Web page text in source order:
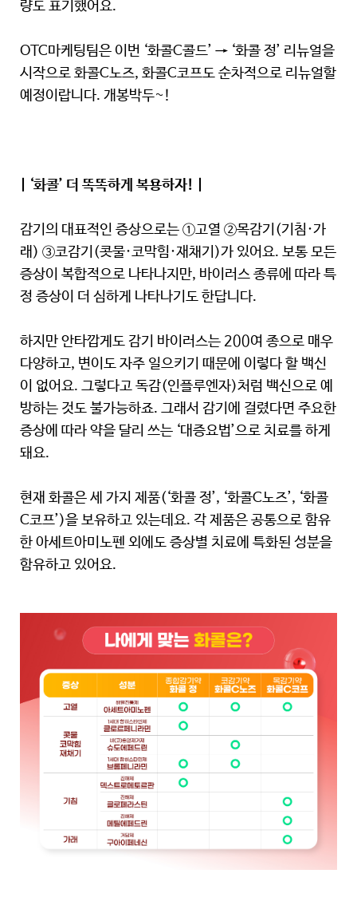
량도 표기했어요.
OTC마케팅팀은 이번 ‘화콜C콜드’ → ‘화콜 정’ 리뉴얼을
시작으로 화콜C노즈, 화콜C코프도 순차적으로 리뉴얼할
예정이랍니다. 개봉박두~!
| ‘화콜’ 더 똑똑하게 복용하자! |
감기의 대표적인 증상으로는 ①고열 ②목감기(기침·가
래) ③코감기(콧물·코막힘·재채기)가 있어요. 보통 모든
증상이 복합적으로 나타나지만, 바이러스 종류에 따라 특
정 증상이 더 심하게 나타나기도 한답니다.
하지만 안타깝게도 감기 바이러스는 200여 종으로 매우
다양하고, 변이도 자주 일으키기 때문에 이렇다 할 백신
이 없어요. 그렇다고 독감(인플루엔자)처럼 백신으로 예
방하는 것도 불가능하죠. 그래서 감기에 걸렸다면 주요한
증상에 따라 약을 달리 쓰는 ‘대증요법’으로 치료를 하게
돼요.
현재 화콜은 세 가지 제품(‘화콜 정’, ‘화콜C노즈’, ‘화콜
C코프’)을 보유하고 있는데요. 각 제품은 공통으로 함유
한 아세트아미노펜 외에도 증상별 치료에 특화된 성분을
함유하고 있어요.